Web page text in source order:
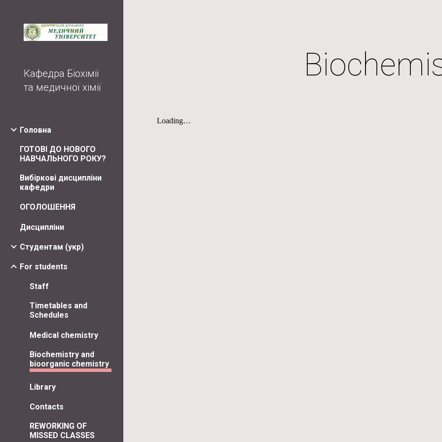
Кафедра Біохімії
та медичної хімії
Головна
ГОТОВІ ДО НОВОГО
НАВЧАЛЬНОГО РОКУ?
Вибіркові дисципліни
кафедри
ОГОЛОШЕННЯ
Дисципліни
Студентам (укр)
For students
Staff
Timetables and
Schedules
Medical chemistry
Biochemistry and
bioorganic chemistry
Library
Contacts
REWORKING OF
MISSED CLASSES